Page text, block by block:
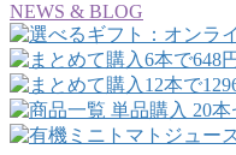
NEWS & BLOG